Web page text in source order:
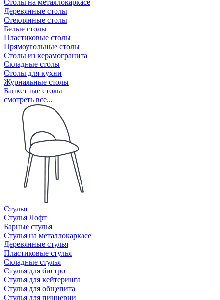
Столы на металлокаркасе
Деревянные столы
Стеклянные столы
Белые столы
Пластиковые столы
Прямоугольные столы
Столы из керамогранита
Складные столы
Столы для кухни
Журнальные столы
Банкетные столы
смотреть все...
Стулья
Стулья Лофт
Барные стулья
Стулья на металлокаркасе
Деревянные стулья
Пластиковые стулья
Складные стулья
Стулья для бистро
Стулья для кейтеринга
Стулья для общепита
Стулья для пиццерии